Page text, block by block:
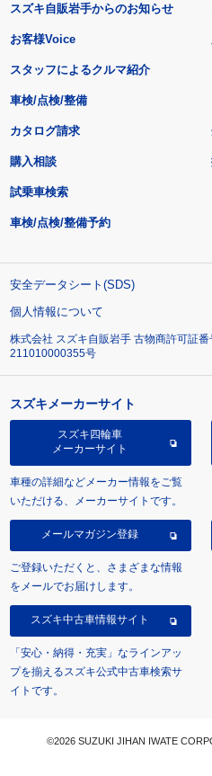
スズキ自販岩手からのお知らせ
お客様Voice
スタッフによるクルマ紹介
車検/点検/整備
カタログ請求
購入相談
試乗車検索
車検/点検/整備予約
安全データシート(SDS)
個人情報について
株式会社 スズキ自販岩手 古物商許可証
211010000355号
スズキメーカーサイト
スズキ四輪車
メーカーサイト
車種の詳細などメーカー情報をご覧
いただける、メーカーサイトです。
メールマガジン登録
ご登録いただくと、さまざまな情報
をメールでお届けします。
スズキ中古車情報サイト
「安心・納得・充実」なラインアッ
プを揃えるスズキ公式中古車検索サ
イトです。
©2026 SUZUKI JIHAN IWATE